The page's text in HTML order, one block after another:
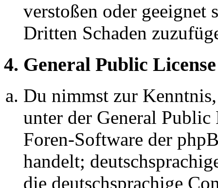
verstoßen oder geeignet
Dritten Schaden
4. General Public License
Du nimmst zur
unter der General
Foren-Software der
handelt;
die deutschsprachige